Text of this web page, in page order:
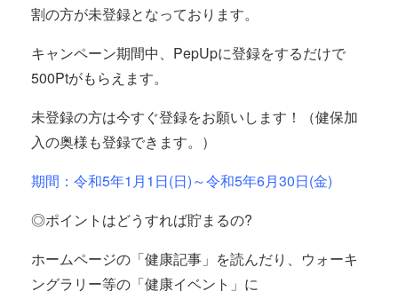
割の方が未登録となっております。
キャンペーン期間中、PepUpに登録をするだけで
500Ptがもらえます。
未登録の方は今すぐ登録をお願いします！（健保加
入の奥様も登録できます。）
期間：令和5年1月1日(日)～令和5年6月30日(金)
◎ポイントはどうすれば貯まるの?
ホームページの「健康記事」を読んだり、ウォーキ
ングラリー等の「健康イベント」に